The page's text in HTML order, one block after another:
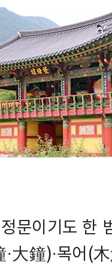
문이기도 한
大鐘)·목어(